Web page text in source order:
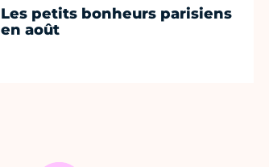
Les petits bonheurs parisiens
en août